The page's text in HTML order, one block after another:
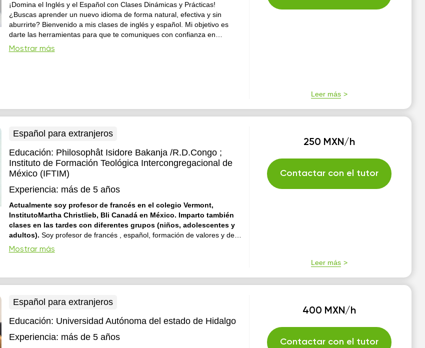
¡Domina el Inglés y el Español con Clases Dinámicas y Prácticas!
¿Buscas aprender un nuevo idioma de forma natural, efectiva y sin
aburrirte? Bienvenido a mis clases de inglés y español. Mi objetivo es
darte las herramientas para que te comuniques con confianza en
cualquier situación, desde una charla casual hasta una reunión de
trabajo.
Mostrar más
Leer más
Español para extranjeros
Educación: Philosophât Isidore Bakanja /R.D.Congo ;
Instituto de Formación Teológica Intercongregacional de
México (IFTIM)
Experiencia: más de 5 años
Actualmente soy profesor de francés en el colegio Vermont,
InstitutoMartha Christlieb, Bli Canadá en México. Imparto también
clases en las tardes con diferentes grupos (niños, adolescentes y
adultos). Soy profesor de francés , español, formación de valores y de
filosofía. Tengo una licenciatura en filosofía y estudio teología. Soy
escritor en filosofía y en Teología o ciencias religiosas. Tengo una buena
Mostrar más
250 MXN/h
Contactar con el tutor
Leer más
Español para extranjeros
Educación: Universidad Autónoma del estado de Hidalgo
Experiencia: más de 5 años
400 MXN/h
Contactar con el tutor